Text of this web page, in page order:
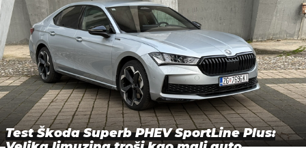
Test Škoda Superb PHEV SportLine Plus: